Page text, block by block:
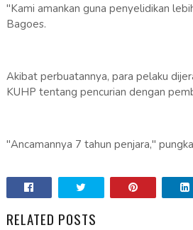
"Kami amankan guna penyelidikan
Bagoes.
Akibat perbuatannya, para pelaku
KUHP tentang pencurian dengan
"Ancamannya 7 tahun penjara,"
RELATED POSTS